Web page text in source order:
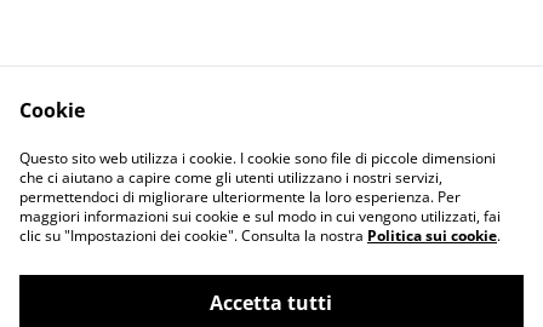
Privacy Policy
Cookie Policy
Cookie
Questo sito web utilizza i cookie. I cookie sono file di piccole dimensioni
che ci aiutano a capire come gli utenti utilizzano i nostri servizi,
permettendoci di migliorare ulteriormente la loro esperienza. Per
maggiori informazioni sui cookie e sul modo in cui vengono utilizzati, fai
clic su "Impostazioni dei cookie". Consulta la nostra Politica sui cookie.
Accetta tutti